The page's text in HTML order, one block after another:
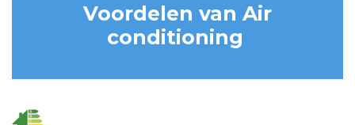
Voordelen van Air
conditioning